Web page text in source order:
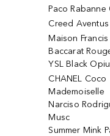
Paco Rabanne
Creed Aventus
Maison
Baccarat
YSL Black
CHANEL Coco
Mademoiselle
Narciso
Musc
Summer Mink